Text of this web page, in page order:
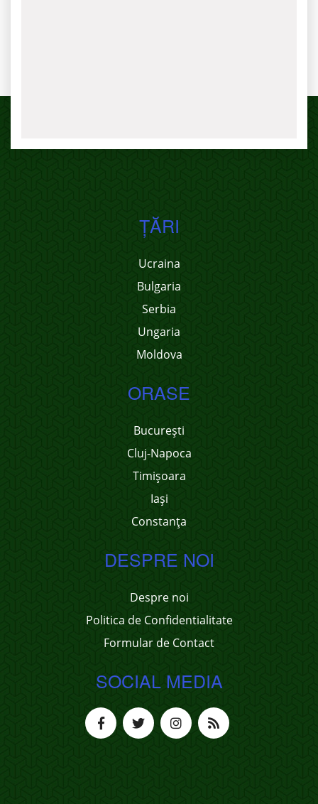
ŢĂRI
Ucraina
Bulgaria
Serbia
Ungaria
Moldova
ORASE
București
Cluj-Napoca
Timișoara
Iași
Constanța
DESPRE NOI
Despre noi
Politica de Confidentialitate
Formular de Contact
SOCIAL MEDIA